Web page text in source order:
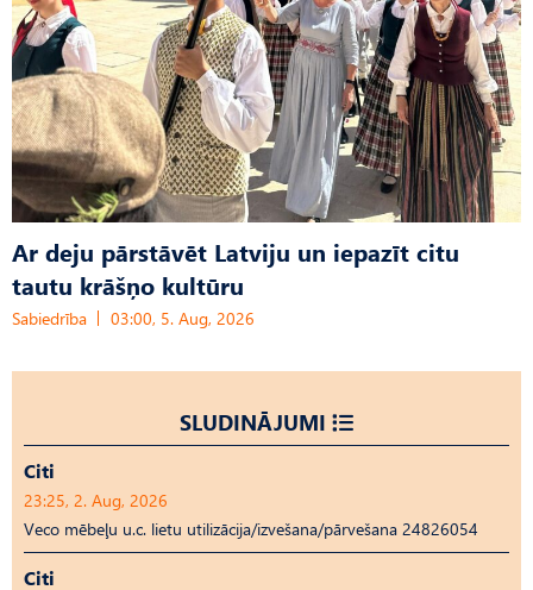
Ar deju pārstāvēt Latviju un iepazīt citu
tautu krāšņo kultūru
Sabiedrība 03:00, 5. Aug, 2026
SLUDINĀJUMI
Citi
23:25, 2. Aug, 2026
Veco mēbeļu u.c. lietu utilizācija/izvešana/pārvešana 24826054
Citi